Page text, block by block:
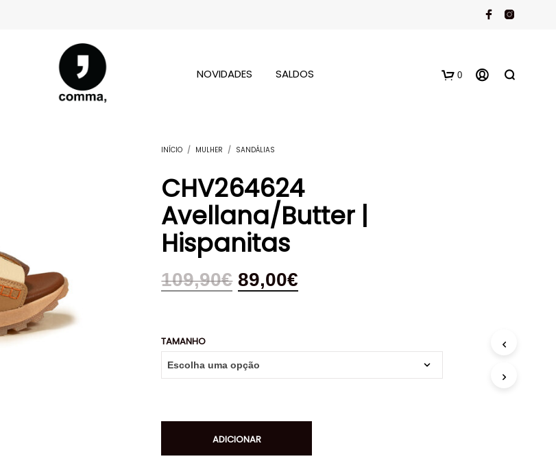
NOVIDADES SALDOS 0
INÍCIO / MULHER / SANDÁLIAS
CHV264624
Avellana/Butter |
Hispanitas
109,90€ 89,00€
TAMANHO
ADICIONAR